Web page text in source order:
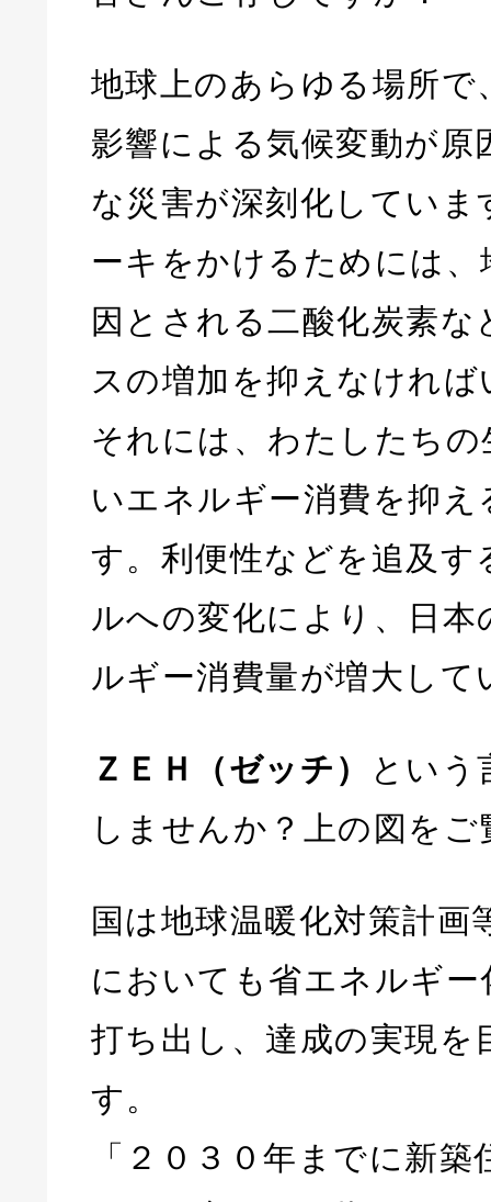
地球上のあらゆる場所で
影響による気候変動が原
な災害が深刻化してい
ーキをかけるためには、
因とされる二酸化炭素な
スの増加を抑えなけれ
それには、わたしたち
いエネルギー消費を抑
す。利便性などを追及す
ルへの変化により、日
ルギー消費量が増大して
ＺＥＨ（ゼッチ）
という
しませんか？上の図を
国は地球温暖化対策計画
においても省エネルギ
打ち出し、達成の実現を
す。
「２０３０年までに新